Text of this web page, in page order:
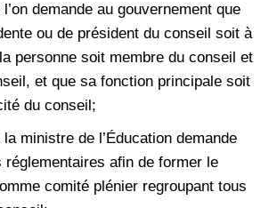
demande au gouvernement que
ou de président du conseil soit à
personne soit membre du conseil et
et que sa fonction principale soit
du conseil;
ministre de l’Éducation demande
réglementaires afin de former le
comité plénier regroupant tous